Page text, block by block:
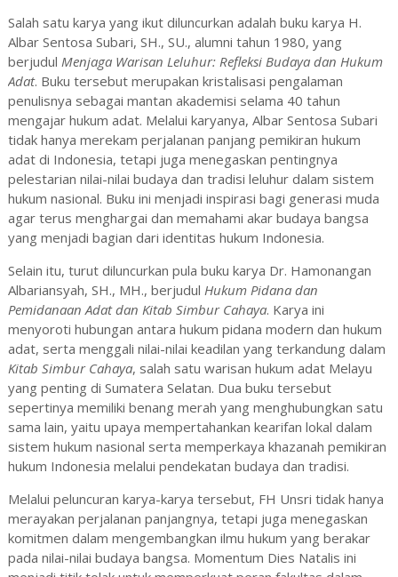
Salah satu karya yang ikut diluncurkan adalah buku karya H.
Albar Sentosa Subari, SH., SU., alumni tahun 1980, yang
berjudul Menjaga Warisan Leluhur: Refleksi Budaya dan Hukum
Adat. Buku tersebut merupakan kristalisasi pengalaman
penulisnya sebagai mantan akademisi selama 40 tahun
mengajar hukum adat. Melalui karyanya, Albar Sentosa Subari
tidak hanya merekam perjalanan panjang pemikiran hukum
adat di Indonesia, tetapi juga menegaskan pentingnya
pelestarian nilai-nilai budaya dan tradisi leluhur dalam sistem
hukum nasional. Buku ini menjadi inspirasi bagi generasi muda
agar terus menghargai dan memahami akar budaya bangsa
yang menjadi bagian dari identitas hukum Indonesia.
Selain itu, turut diluncurkan pula buku karya Dr. Hamonangan
Albariansyah, SH., MH., berjudul Hukum Pidana dan
Pemidanaan Adat dan Kitab Simbur Cahaya. Karya ini
menyoroti hubungan antara hukum pidana modern dan hukum
adat, serta menggali nilai-nilai keadilan yang terkandung dalam
Kitab Simbur Cahaya, salah satu warisan hukum adat Melayu
yang penting di Sumatera Selatan. Dua buku tersebut
sepertinya memiliki benang merah yang menghubungkan satu
sama lain, yaitu upaya mempertahankan kearifan lokal dalam
sistem hukum nasional serta memperkaya khazanah pemikiran
hukum Indonesia melalui pendekatan budaya dan tradisi.
Melalui peluncuran karya-karya tersebut, FH Unsri tidak hanya
merayakan perjalanan panjangnya, tetapi juga menegaskan
komitmen dalam mengembangkan ilmu hukum yang berakar
pada nilai-nilai budaya bangsa. Momentum Dies Natalis ini